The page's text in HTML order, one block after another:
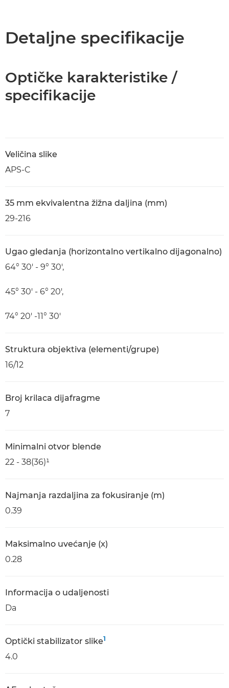
Detaljne specifikacije
Optičke karakteristike /
specifikacije
Veličina slike
APS-C
35 mm ekvivalentna žižna daljina (mm)
29-216
Ugao gledanja (horizontalno vertikalno dijagonalno)
64° 30' - 9° 30',
45° 30' - 6° 20',
74° 20' -11° 30'
Struktura objektiva (elementi/grupe)
16/12
Broj krilaca dijafragme
7
Minimalni otvor blende
22 - 38(36)¹
Najmanja razdaljina za fokusiranje (m)
0.39
Maksimalno uvećanje (x)
0.28
Informacija o udaljenosti
Da
Optički stabilizator slike1
4.0